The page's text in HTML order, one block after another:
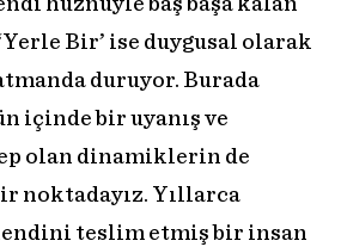
Bir’ ise duygusal olarak
duruyor. Burada
içinde bir uyanış ve
olan dinamiklerin de
noktadayız. Yıllarca
teslim etmiş bir insan